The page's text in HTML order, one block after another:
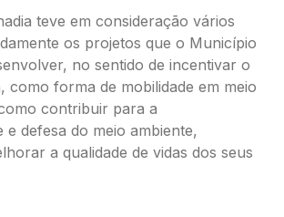
teve em consideração vários
os projetos que o Município
no sentido de incentivar o
como forma de mobilidade em meio
contribuir para a
e defesa do meio ambiente,
a qualidade de vidas dos seus